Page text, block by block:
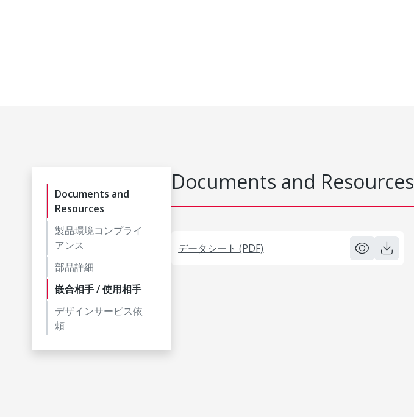
Documents and
Resources
製品環境コンプライ
アンス
部品詳細
嵌合相手 / 使用相手
デザインサービス依
頼
Documents and Resources
データシート (PDF)